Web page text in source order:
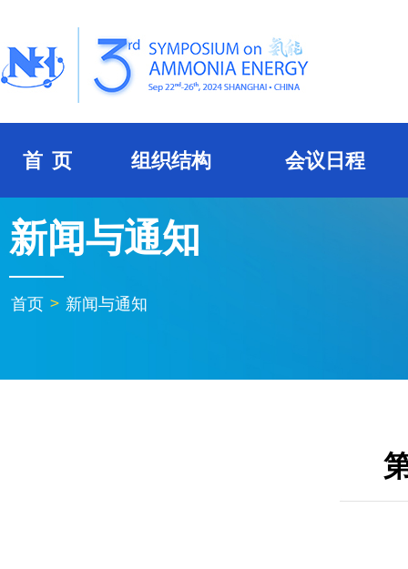
首 页 组织结构 会议日程
新闻与通知
首页 > 新闻与通知